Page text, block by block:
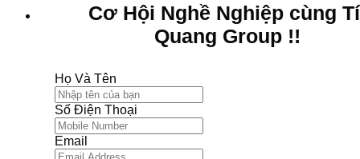
Cơ Hội Nghề Nghiệp cùng
Quang Group !!
Họ Và Tên
Số Điện Thoại
Email